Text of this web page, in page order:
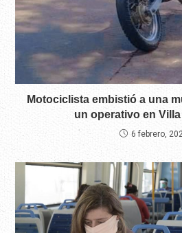
Motociclista embistió a una
un operativo en
6 febrero,